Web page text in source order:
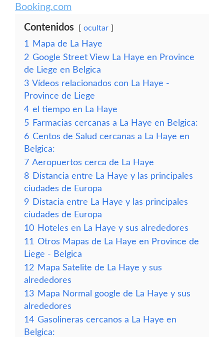
Booking.com
Contenidos ocultar
1
Mapa de La Haye
2 Google Street View La Haye en Province
de Liege en Belgica
3 Vídeos relacionados con La Haye -
Province de Liege
4 el tiempo en La Haye
5 Farmacias cercanas a La Haye en Belgica:
6 Centos de Salud cercanas a La Haye en
Belgica:
7 Aeropuertos cerca de La Haye
8 Distancia entre La Haye y las principales
ciudades de Europa
9 Distacia entre La Haye y las principales
ciudades de Europa
10 Hoteles en La Haye y sus alrededores
11 Otros Mapas de La Haye en Province de
Liege - Belgica
12 Mapa Satelite de La Haye y sus
alrededores
13 Mapa Normal google de La Haye y sus
alrededores
14 Gasolineras cercanos a La Haye en
Belgica: